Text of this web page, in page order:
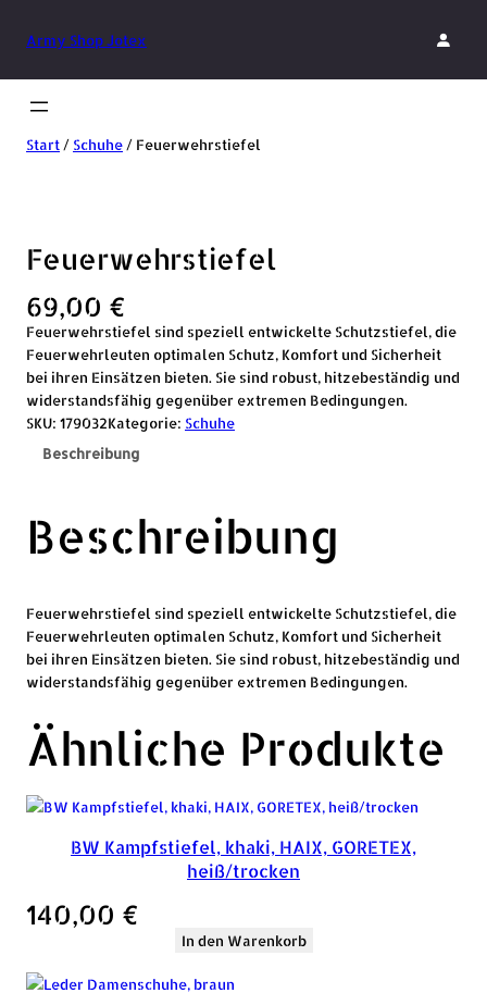
Army Shop Jotex
Start/ Schuhe/ Feuerwehrstiefel
Feuerwehrstiefel
69,00 €
Feuerwehrstiefel sind speziell entwickelte Schutzstiefel, die
Feuerwehrleuten optimalen Schutz, Komfort und Sicherheit
bei ihren Einsätzen bieten. Sie sind robust, hitzebeständig und
widerstandsfähig gegenüber extremen Bedingungen.
SKU: 179032Kategorie: Schuhe
Beschreibung
Beschreibung
Feuerwehrstiefel sind speziell entwickelte Schutzstiefel, die
Feuerwehrleuten optimalen Schutz, Komfort und Sicherheit
bei ihren Einsätzen bieten. Sie sind robust, hitzebeständig und
widerstandsfähig gegenüber extremen Bedingungen.
Ähnliche Produkte
BW Kampfstiefel, khaki, HAIX, GORETEX,
heiß/trocken
140,00 €
In den Warenkorb